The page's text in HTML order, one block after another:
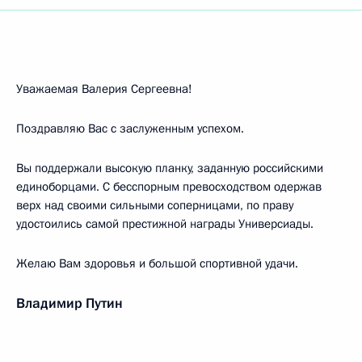
Уважаемая Валерия Сергеевна!
Поздравляю Вас с заслуженным успехом.
Вы поддержали высокую планку, заданную российскими
единоборцами. С бесспорным превосходством одержав
верх над своими сильными соперницами, по праву
удостоились самой престижной награды Универсиады.
Желаю Вам здоровья и большой спортивной удачи.
Владимир Путин